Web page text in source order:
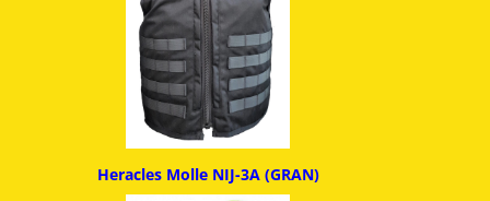
Heracles Molle NIJ-3A (GRAN)